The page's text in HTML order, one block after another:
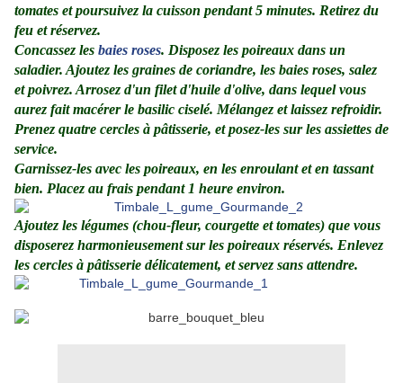
tomates et poursuivez la cuisson pendant 5 minutes. Retirez du
feu et réservez.
Concassez les baies roses. Disposez les poireaux dans un
saladier. Ajoutez les graines de coriandre, les baies roses, salez
et poivrez. Arrosez d'un filet d'huile d'olive, dans lequel vous
aurez fait macérer le basilic ciselé. Mélangez et laissez refroidir.
Prenez quatre cercles à pâtisserie, et posez-les sur les assiettes de
service.
Garnissez-les avec les poireaux, en les enroulant et en tassant
bien. Placez au frais pendant 1 heure environ.
Ajoutez les légumes (chou-fleur, courgette et tomates) que vous
disposerez harmonieusement sur les poireaux réservés. Enlevez
les cercles à pâtisserie délicatement, et servez sans attendre.